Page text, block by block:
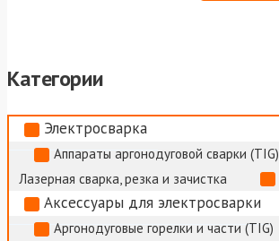
Категории
Электросварка
Аппараты аргонодуговой сварки (TIG)
Лазерная сварка, резка и зачистка
Аксессуары для электросварки
Аргонодуговые горелки и части (TIG)